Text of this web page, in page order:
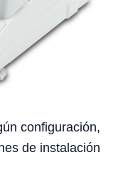
configuración,
de instalación